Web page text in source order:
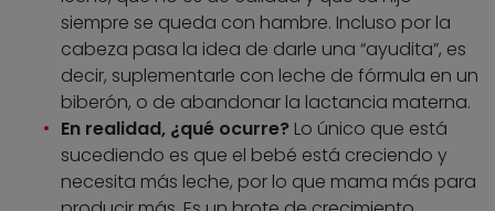
siempre se queda con hambre. Incluso por la
cabeza pasa la idea de darle una “ayudita”, es
decir, suplementarle con leche de fórmula en un
biberón, o de abandonar la lactancia materna.
En realidad, ¿qué ocurre? Lo único que está
sucediendo es que el bebé está creciendo y
necesita más leche, por lo que mama más para